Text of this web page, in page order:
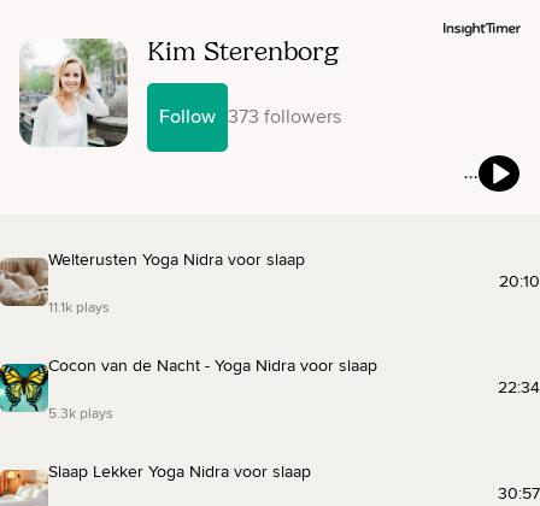
Kim Sterenborg
Follow 373 followers
Welterusten Yoga Nidra voor slaap
11.1k plays
20:10
Cocon van de Nacht - Yoga Nidra voor slaap
5.3k plays
22:34
Slaap Lekker Yoga Nidra voor slaap
30:57